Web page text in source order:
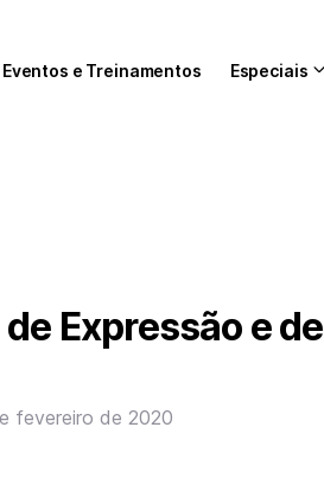
Eventos e Treinamentos Especiais
Expressão e de
fevereiro de 2020